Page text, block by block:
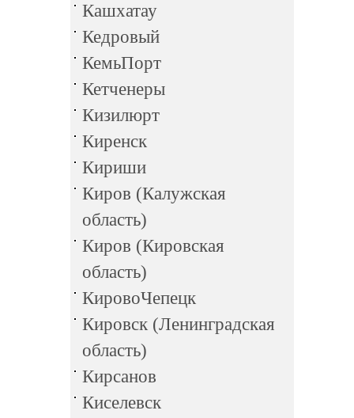
Кашхатау
Кедровый
КемьПорт
Кетченеры
Кизилюрт
Киренск
Кириши
Киров (Калужская
область)
Киров (Кировская
область)
КировоЧепецк
Кировск (Ленинградская
область)
Кирсанов
Киселевск